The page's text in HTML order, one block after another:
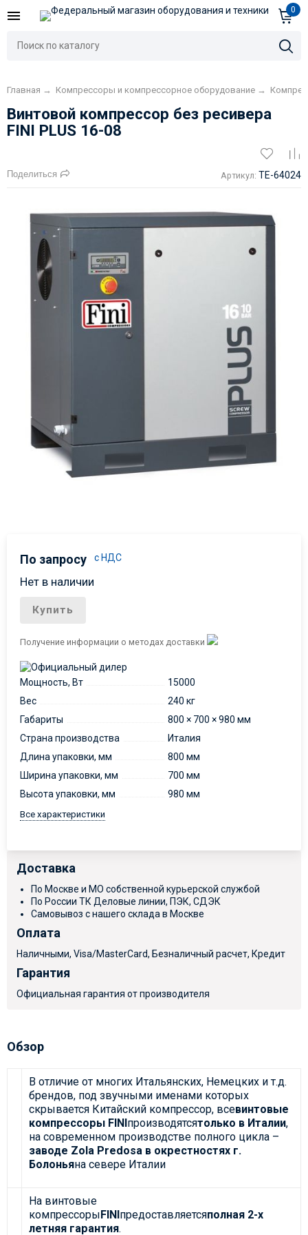
0
Главная → Компрессоры и компрессорное оборудование →
Винтовой компрессор без ресивера
FINI PLUS 16-08
Поделиться Артикул: TE-64024
По запросу с НДС
Нет в наличии
Купить
Получение информации о методах доставки
Мощность, Вт
15000
Вес
240 кг
Габариты
800 × 700 × 980 мм
Страна производства
Италия
Длина упаковки, мм
800 мм
Ширина упаковки, мм
700 мм
Высота упаковки, мм
980 мм
Все характеристики
Доставка
По Москве и МО собственной курьерской службой
По России ТК Деловые линии, ПЭК, СДЭК
Самовывоз с нашего склада в Москве
Оплата
Наличными, Visa/MasterCard, Безналичный расчет, Кредит
Гарантия
Официальная гарантия от производителя
Обзор
В отличие от многих Итальянских, Немецких и т.д.
брендов, под звучными именами которых
скрывается Китайский компрессор, всевинтовые
компрессоры FINIпроизводятсятолько в Италии,
на современном производстве полного цикла –
заводе Zola Predosa в окрестностях г.
Болоньяна севере Италии
На винтовые
компрессорыFINIпредоставляетсяполная 2-х
летняя гарантия.